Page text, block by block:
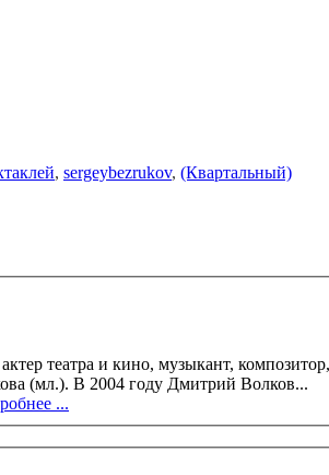
, sergeybezrukov, (Квартальный)
театра и кино, музыкант,
артиста РСФСР Николая Николаевича Волкова (мл.). В 2004 году Дмитрий Волков...
...